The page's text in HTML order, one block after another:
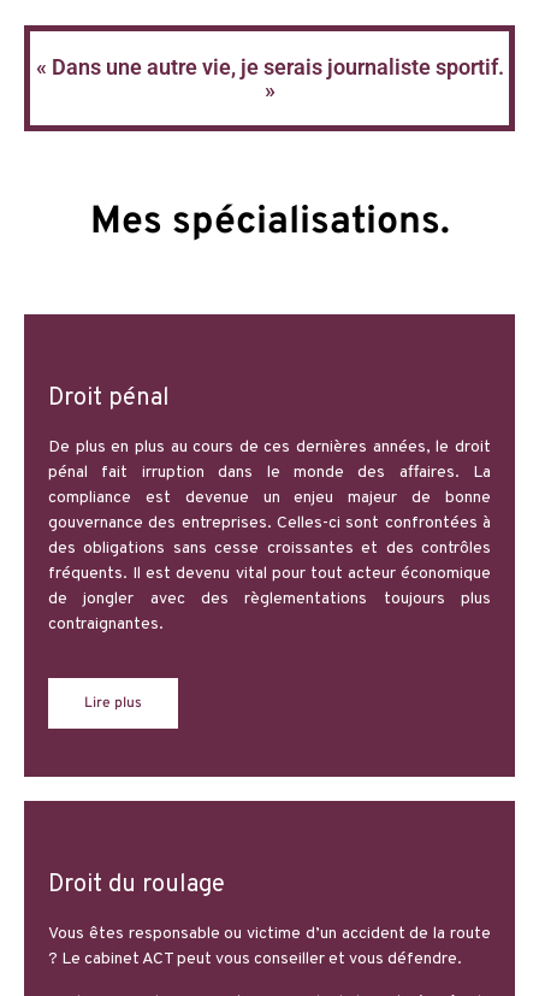
« Dans une autre vie, je serais journaliste sportif.
»
Mes spécialisations.
Droit pénal
De plus en plus au cours de ces dernières années, le droit
pénal fait irruption dans le monde des affaires. La
compliance est devenue un enjeu majeur de bonne
gouvernance des entreprises. Celles-ci sont confrontées à
des obligations sans cesse croissantes et des contrôles
fréquents. Il est devenu vital pour tout acteur économique
de jongler avec des règlementations toujours plus
contraignantes.
Lire plus
Droit du roulage
Vous êtes responsable ou victime d’un accident de la route
? Le cabinet ACT peut vous conseiller et vous défendre.